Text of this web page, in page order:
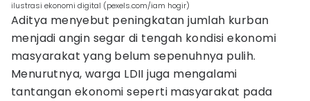
ilustrasi ekonomi digital (pexels.com/iam hogir)
Aditya menyebut peningkatan jumlah kurban
menjadi angin segar di tengah kondisi ekonomi
masyarakat yang belum sepenuhnya pulih.
Menurutnya, warga LDII juga mengalami
tantangan ekonomi seperti masyarakat pada